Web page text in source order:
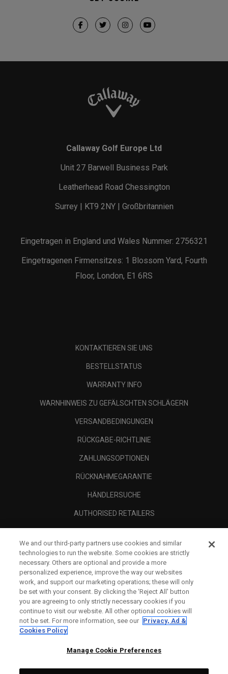
Callaway Golf Europe Ltd
Unit 27 Barwell Business Park
Leatherhead Road Chessington
Surrey | KT9 2NY | Großbritannien
Eingetragen in England und Wales Nummer: 2756321
Eingetragenen Firmensitzes: 1 Blossom Yard, Fourth
Floor, London, E1 6RS
KONTAKTIEREN SIE UNS
BESTELLSTATUS
WARRANTY INFO
WARNHINWEIS ZU GEFÄLSCHTEN SCHLÄGERN
VERSANDBEDINGUNGEN
RÜCKGABE-RICHTLINIE
ZAHLUNGSOPTIONEN
RÜCKNAHMEGARANTIE
HÄNDLERSUCHE
AUTHORISED RETAILERS
UNTERNEHMENSPROFIL
RECHTLICHES-
We and our third-party partners use cookies and similar
technologies to run the website. Some cookies are strictly
necessary. Others are optional and provide a more
personalized experience, improve the way our websites
work, and support our marketing operations; these will only
be set with your consent. By clicking the ‘Reject All' button
you are agreeing to only strictly necessary cookies if you
continue to visit our website. All other optional cookies will
not be set. For more information, see our Privacy, Ad &
Cookies Policy
Manage Cookie Preferences